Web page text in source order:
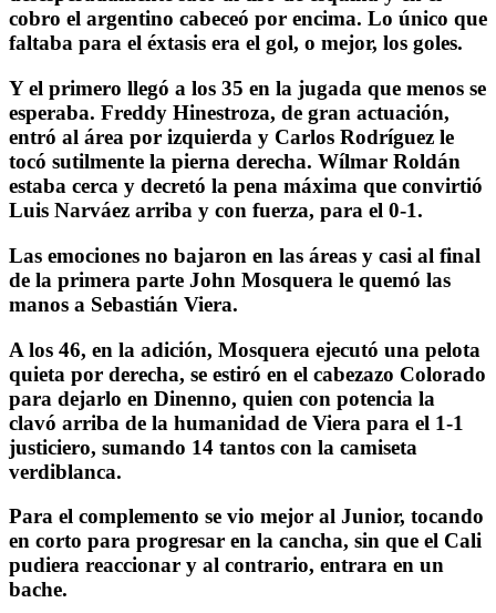
cobro el argentino cabeceó por encima. Lo único que
faltaba para el éxtasis era el gol, o mejor, los goles.
Y el primero llegó a los 35 en la jugada que menos se
esperaba. Freddy Hinestroza, de gran actuación,
entró al área por izquierda y Carlos Rodríguez le
tocó sutilmente la pierna derecha. Wílmar Roldán
estaba cerca y decretó la pena máxima que convirtió
Luis Narváez arriba y con fuerza, para el 0-1.
Las emociones no bajaron en las áreas y casi al final
de la primera parte John Mosquera le quemó las
manos a Sebastián Viera.
A los 46, en la adición, Mosquera ejecutó una pelota
quieta por derecha, se estiró en el cabezazo Colorado
para dejarlo en Dinenno, quien con potencia la
clavó arriba de la humanidad de Viera para el 1-1
justiciero, sumando 14 tantos con la camiseta
verdiblanca.
Para el complemento se vio mejor al Junior, tocando
en corto para progresar en la cancha, sin que el Cali
pudiera reaccionar y al contrario, entrara en un
bache.